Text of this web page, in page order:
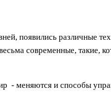
появились различные
современные, такие,
- меняются и способы